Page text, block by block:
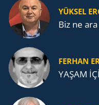
YÜKSEL
Biz ne
FERHAN
YAŞAM